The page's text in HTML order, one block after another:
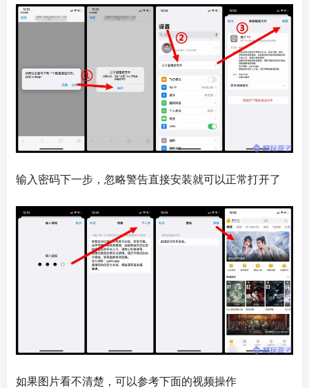
输入密码下一步，忽略警告直接安装就可以正常打开了
如果图片看不清楚，可以参考下面的视频操作